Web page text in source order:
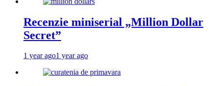
Recenzie miniserial „Million Dollar
Secret”
1 year ago1 year ago